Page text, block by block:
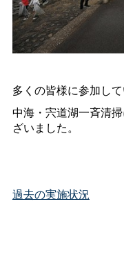
多くの皆様に参加して
中海・宍道湖一斉清
ざいました。
過去の実施状況